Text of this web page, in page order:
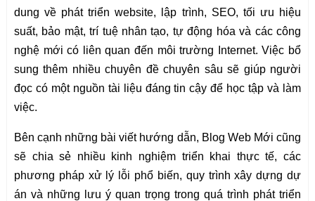
dung về phát triển website, lập trình, SEO, tối ưu hiệu
suất, bảo mật, trí tuệ nhân tạo, tự động hóa và các công
nghệ mới có liên quan đến môi trường Internet. Việc bổ
sung thêm nhiều chuyên đề chuyên sâu sẽ giúp người
đọc có một nguồn tài liệu đáng tin cậy để học tập và làm
việc.
Bên cạnh những bài viết hướng dẫn, Blog Web Mới cũng
sẽ chia sẻ nhiều kinh nghiệm triển khai thực tế, các
phương pháp xử lý lỗi phổ biến, quy trình xây dựng dự
án và những lưu ý quan trọng trong quá trình phát triển